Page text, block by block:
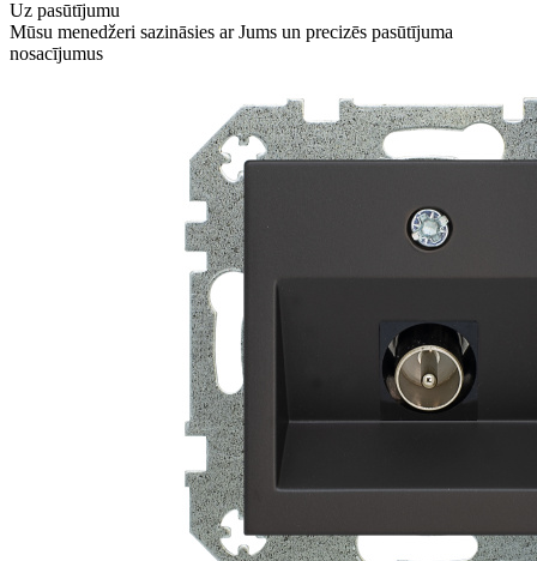
Uz pasūtījumu
Mūsu menedžeri sazināsies ar Jums un precizēs pasūtījuma
nosacījumus